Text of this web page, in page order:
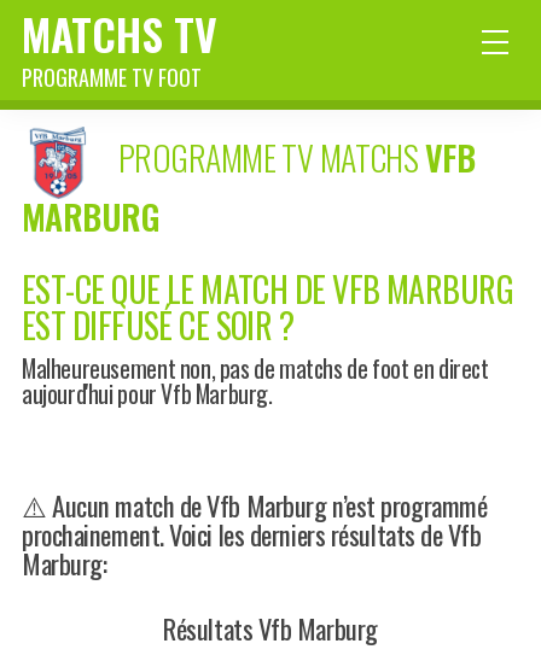
MATCHS TV
PROGRAMME TV FOOT
PROGRAMME TV MATCHSVFB
MARBURG
EST-CE QUE LE MATCH DE VFB MARBURG
EST DIFFUSÉ CE SOIR ?
Malheureusement non, pas de matchs de foot en direct
aujourd'hui pour Vfb Marburg.
⚠️ Aucun match de Vfb Marburg n’est programmé
prochainement. Voici les derniers résultats de Vfb
Marburg:
Résultats Vfb Marburg